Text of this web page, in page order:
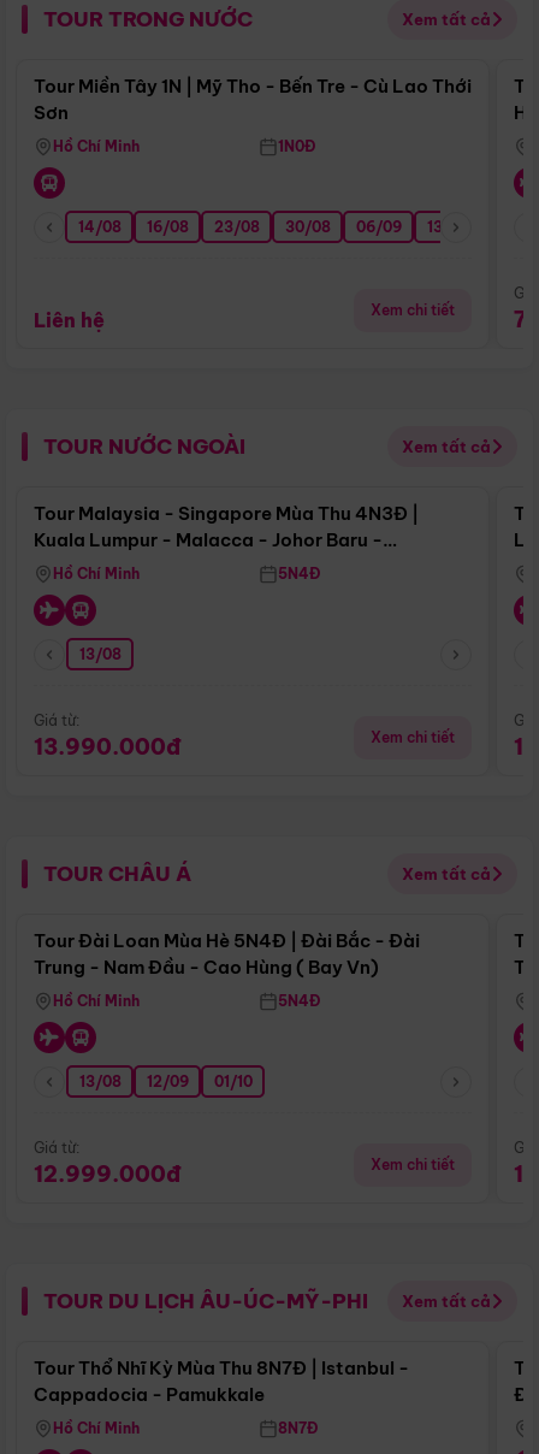
TOUR TRONG NƯỚC Xem tất cả
Điểm nổi bật
Tour Miền Tây 1N | Mỹ Tho - Bến Tre - Cù Lao Thới
Sơn
Hồ Chí Minh 1N0Đ
14/08 16/08 23/08 30/08 06/09 13/09
Liên hệ Xem chi tiết
TOUR NƯỚC NGOÀI Xem tất cả
Điểm nổi bật
Tour Malaysia - Singapore Mùa Thu 4N3Đ |
Kuala Lumpur - Malacca - Johor Baru -
Singapore
Hồ Chí Minh 5N4Đ
13/08
Giá từ:
13.990.000đ Xem chi tiết
TOUR CHÂU Á Xem tất cả
Điểm nổi bật
Tour Đài Loan Mùa Hè 5N4Đ | Đài Bắc - Đài
Trung - Nam Đầu - Cao Hùng ( Bay Vn)
Hồ Chí Minh 5N4Đ
13/08 12/09 01/10
Giá từ:
12.999.000đ Xem chi tiết
TOUR DU LỊCH ÂU-ÚC-MỸ-PHI Xem tất cả
Điểm nổi bật
Tour Thổ Nhĩ Kỳ Mùa Thu 8N7Đ | Istanbul -
Cappadocia - Pamukkale
Hồ Chí Minh 8N7Đ